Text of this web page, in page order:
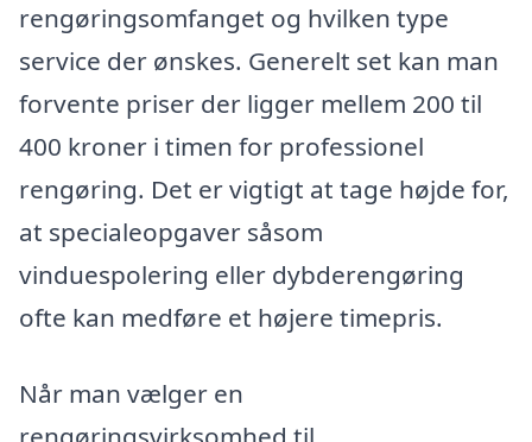
rengøringsomfanget og hvilken type
service der ønskes. Generelt set kan man
forvente priser der ligger mellem 200 til
400 kroner i timen for professionel
rengøring. Det er vigtigt at tage højde for,
at specialeopgaver såsom
vinduespolering eller dybderengøring
ofte kan medføre et højere timepris.
Når man vælger en